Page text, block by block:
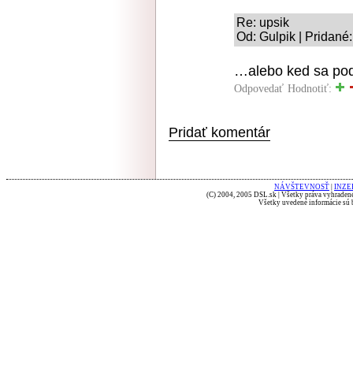
Re: upsik
Od: Gulpik |
…alebo ked sa
Odpovedať Hodnotiť:
Pridať komentár
NÁVŠTEVNOSŤ
(C) 2004, 2005 DSL.sk | Všetky práva
Všetky uvedené informácie sú